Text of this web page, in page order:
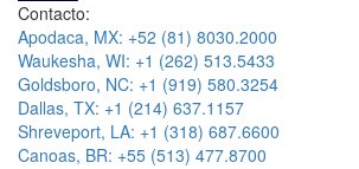
Contacto:
Apodaca, MX: +52 (81) 8030.2000
Waukesha, WI: +1 (262) 513.5433
Goldsboro, NC: +1 (919) 580.3254
Dallas, TX: +1 (214) 637.1157
Shreveport, LA: +1 (318) 687.6600
Canoas, BR: +55 (513) 477.8700